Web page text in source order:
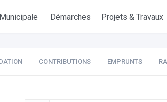
Démarches Projets & Travaux
CONTRIBUTIONS EMPRUNTS